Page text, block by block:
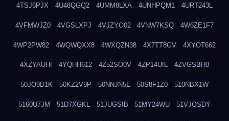
4TSJ6PJX 4U48QGQ2 4UMM8LXA 4UNHPQM1 4URT243L
4VFMWJZ0 4VGSLXPJ 4VJZYO02 4VNW7KSQ 4W6ZE1F7
4WP2PW82 4WQWQXX8 4WXQZN38 4X7TT8GV 4XYOT662
4XZYAUHI 4YQHH612 4Z52SO0V 4ZP14UIL 4ZVGSBH0
50JO9B1K 50KZ2V9P 50NNJN5E 50S8F1Z0 510NBX1W
5160U7JM 51D7XGKL 51JUGSIB 51MY24WU 51VJOSDY